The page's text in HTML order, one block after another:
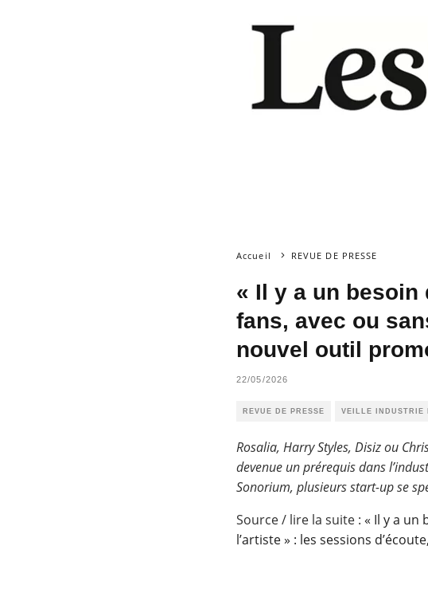
Accueil REVUE DE PRESSE
« Il y a un besoin
fans, avec ou
nouvel outil
22/05/2026
REVUE DE PRESSE VEILLE INDUSTRIE
Rosalia, Harry Styles, Disiz ou
devenue un prérequis dans
Sonorium, plusieurs start-up se
Source / lire la suite : « Il y a un
l’artiste » : les sessions